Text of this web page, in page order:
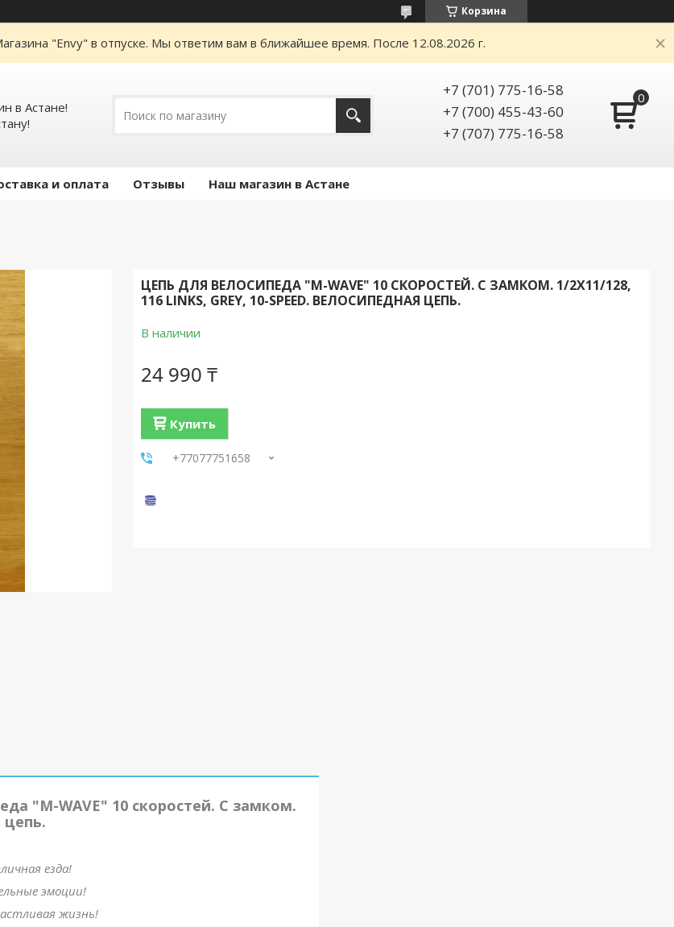
Корзина
"Envy" в отпуске. Мы ответим вам в ближайшее время. После 12.08.2026 г.
в Астане!
+7 (701) 775-16-58
+7 (700) 455-43-60
+7 (707) 775-16-58
и оплата Отзывы Наш магазин в Астане
ЦЕПЬ ДЛЯ ВЕЛОСИПЕДА "M-WAVE" 10 СКОРОСТЕЙ. С ЗАМКОМ. 1/2X11/128,
116 LINKS, GREY, 10-SPEED. ВЕЛОСИПЕДНАЯ ЦЕПЬ.
В наличии
24 990 ₸
Купить
+77077751658
"M-WAVE" 10 скоростей. С замком.
цепь.
езда!
эмоции!
жизнь!